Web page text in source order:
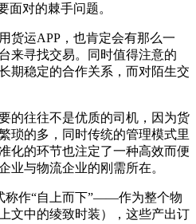
面对的棘手问题。
货运APP，也肯定会有那么一
来寻找交易。同时值得注意的
期稳定的合作关系，而对陌生交
的往往不是优质的司机，因为货
琐的多，同时传统的管理模式里
化的环节也注定了一种高效而便
业与物流企业的刚需所在。
称作“自上而下”——作为整个物
文中的绫致时装），这些产出订